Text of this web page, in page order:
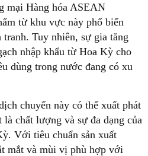
mại Hàng hóa ASEAN
từ khu vực này phổ biến
Tuy nhiên, sự gia tăng
nhập khẩu từ Hoa Kỳ cho
dùng trong nước đang có xu
chuyển này có thể xuất phát
chất lượng và sự đa dạng của
Với tiêu chuẩn sản xuất
mắt và mùi vị phù hợp với